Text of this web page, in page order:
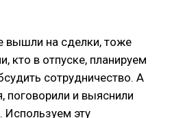
вышли на сделки, тоже
кто в отпуске, планируем
сотрудничество. А
поговорили и выяснили
эту